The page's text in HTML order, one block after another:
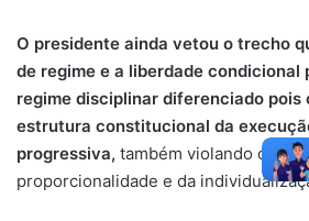
O presidente ainda vetou o trecho
de regime e a liberdade condicional
regime disciplinar diferenciado pois
estrutura constitucional da
progressiva, também violando os
proporcionalidade e da